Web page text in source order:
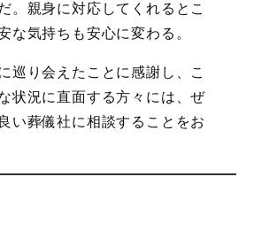
。親身に対応してくれるとこ
な気持ちも安心に変わる。
巡り会えたことに感謝し、こ
状況に直面する方々には、ぜ
い葬儀社に相談することをお